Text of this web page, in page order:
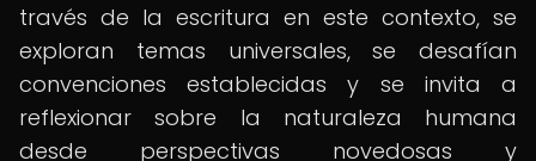
través de la escritura en este contexto, se
exploran temas universales, se desafían
convenciones establecidas y se invita a
reflexionar sobre la naturaleza humana
desde perspectivas novedosas y